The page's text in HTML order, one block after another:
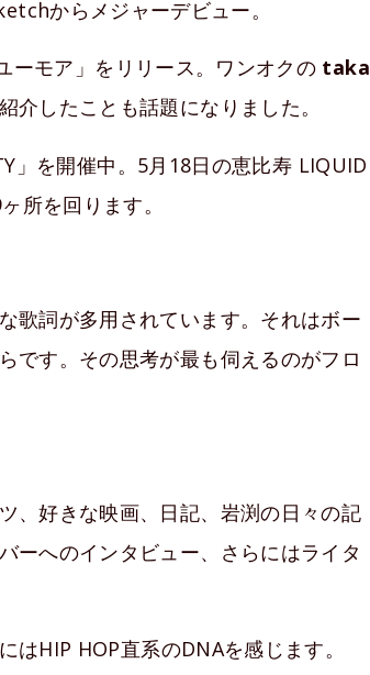
からメジャーデビュー。
ーモア」をリリース。ワンオクの taka
したことも話題になりました。
」を開催中。5月18日の恵比寿 LIQUID
所を回ります。
歌詞が多用されています。それはボー
です。その思考が最も伺えるのがフロ
、好きな映画、日記、岩渕の日々の記
ーへのインタビュー、さらにはライタ
HIP HOP直系のDNAを感じます。